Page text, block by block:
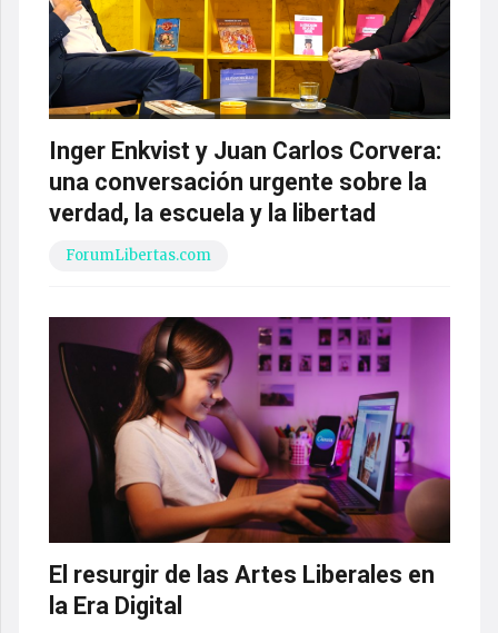
Inger Enkvist y Juan Carlos Corvera:
una conversación urgente sobre la
verdad, la escuela y la libertad
ForumLibertas.com
El resurgir de las Artes Liberales en
la Era Digital